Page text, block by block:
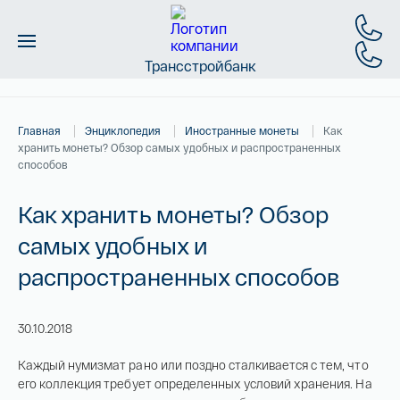
Трансстройбанк
Слитки
Новинки
Скидки
Контакты
Главная Энциклопедия Иностранные монеты
Как
хранить монеты? Обзор самых удобных и распространенных
способов
Как хранить монеты? Обзор
самых удобных и
распространенных способов
30.10.2018
Каждый нумизмат рано или поздно сталкивается с тем, что
его коллекция требует определенных условий хранения. На